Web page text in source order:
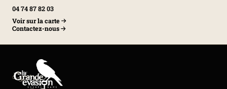
04 74 87 82 03
Voir sur la carte
Contactez-nous